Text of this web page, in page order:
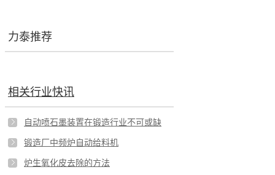
力泰推荐
相关行业快讯
自动喷石墨装置在锻造行业不可或缺
锻造厂中频炉自动给料机
炉生氧化皮去除的方法